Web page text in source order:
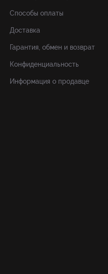
Способы оплаты
Доставка
Гарантия, обмен и возврат
Конфиденциальность
Информация о продавце